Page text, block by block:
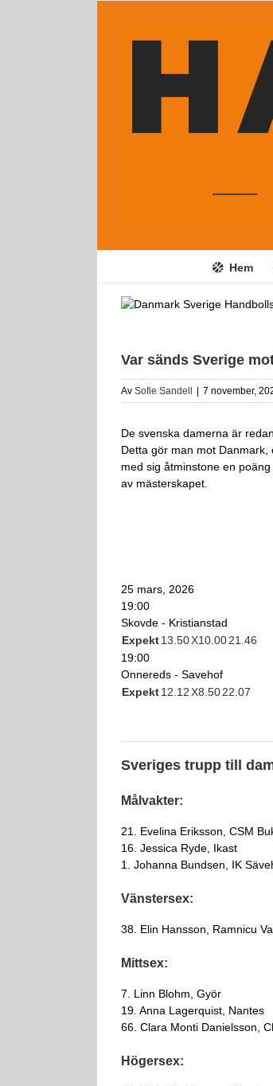
Hem
Var sänds Sverige
Av Sofie Sandell | 7 november,
De svenska damerna är
Detta gör man mot
med sig åtminstone en
av mästerskapet.
25 mars, 2026
19:00
Skovde - Kristianstad
Expekt13.50X10.0021.46
19:00
Onnereds - Savehof
Expekt1 2.12X8.5022.07
Sveriges trupp till
Målvakter:
21. Evelina Eriksson, CSM
16. Jessica Ryde, Ikast
1. Johanna Bundsen, IK
Vänstersex:
38. Elin Hansson, Ramnicu
Mittsex:
7. Linn Blohm, Györ
19. Anna Lagerquist, Nantes
66. Clara Monti Danielsson,
Högersex: